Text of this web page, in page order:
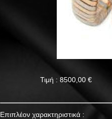
Τιμή : 8500,00 €
Επιπλέον χαρακτηριστικά :